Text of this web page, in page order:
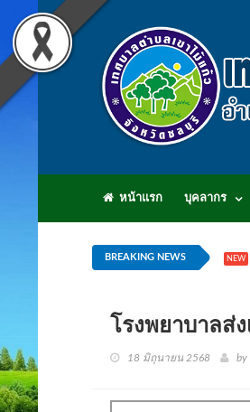
หน้าแรก บุคลากร
BREAKING NEWS NEW
โรงพยาบาลส่
18 มิถุนายน 2568 by